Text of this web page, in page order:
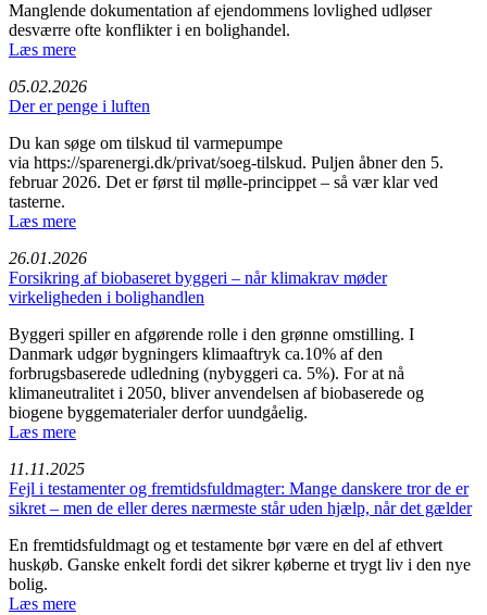
Manglende dokumentation af ejendommens lovlighed udløser
desværre ofte konflikter i en bolighandel.
Læs mere
05.02.2026
Der er penge i luften
Du kan søge om tilskud til varmepumpe
via https://sparenergi.dk/privat/soeg-tilskud. Puljen åbner den 5.
februar 2026. Det er først til mølle-princippet – så vær klar ved
tasterne.
Læs mere
26.01.2026
Forsikring af biobaseret byggeri – når klimakrav møder
virkeligheden i bolighandlen
Byggeri spiller en afgørende rolle i den grønne omstilling. I
Danmark udgør bygningers klimaaftryk ca.10% af den
forbrugsbaserede udledning (nybyggeri ca. 5%). For at nå
klimaneutralitet i 2050, bliver anvendelsen af biobaserede og
biogene byggematerialer derfor uundgåelig.
Læs mere
11.11.2025
Fejl i testamenter og fremtidsfuldmagter: Mange danskere tror de er
sikret – men de eller deres nærmeste står uden hjælp, når det gælder
En fremtidsfuldmagt og et testamente bør være en del af ethvert
huskøb. Ganske enkelt fordi det sikrer køberne et trygt liv i den nye
bolig.
Læs mere